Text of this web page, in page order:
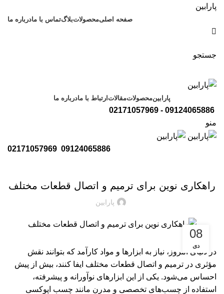
پارابین
صفحه اصلیمحصولاتبلاگتماس با مادرباره ما
جستجو
پارابینمحصولاتمقالات ارتباط با مادرباره ما
منو
09124065886
02171057969
راهکاری نوین برای ترمیم و اتصال قطعات مختلف
پارابین
08
دی
در دنیای امروز، نیاز به ابزارها و مواد کارآمد که بتوانند نقش
مؤثری در ترمیم و اتصال قطعات مختلف ایفا کنند، بیش از پیش
احساس می‌شود. یکی از این ابزارهای نوآورانه و پیشرفته،
استفاده از چسب‌های تخصصی و مدرن مانند چسب اپوکسی